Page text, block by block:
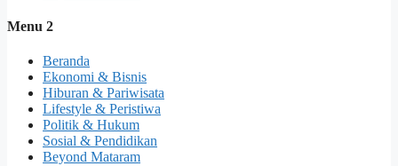
Menu 2
Beranda
Ekonomi & Bisnis
Hiburan & Pariwisata
Lifestyle & Peristiwa
Politik & Hukum
Sosial & Pendidikan
Beyond Mataram